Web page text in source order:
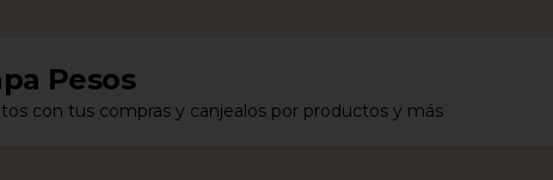
Pesos
con tus compras y canjealos por productos y más